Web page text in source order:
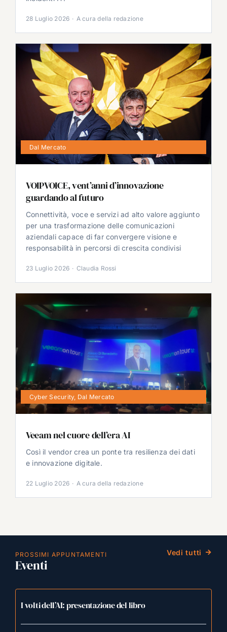
28 Luglio 2026 · A cura della redazione
Dal Mercato
VOIPVOICE, vent’anni d’innovazione
guardando al futuro
Connettività, voce e servizi ad alto valore aggiunto
per una trasformazione delle comunicazioni
aziendali capace di far convergere visione e
responsabilità in percorsi di crescita condivisi
23 Luglio 2026 · Claudia Rossi
Cyber Security, Dal Mercato
Veeam nel cuore dell’era AI
Così il vendor crea un ponte tra resilienza dei dati
e innovazione digitale.
22 Luglio 2026 · A cura della redazione
PROSSIMI APPUNTAMENTI
Eventi
Vedi tutti
I volti dell’AI: presentazione del libro